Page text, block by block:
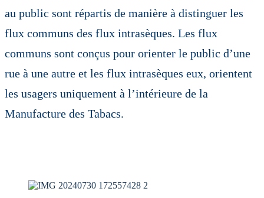
au public sont répartis de manière à distinguer les
flux communs des flux intrasèques. Les flux
communs sont conçus pour orienter le public d’une
rue à une autre et les flux intrasèques eux, orientent
les usagers uniquement à l’intérieure de la
Manufacture des Tabacs.